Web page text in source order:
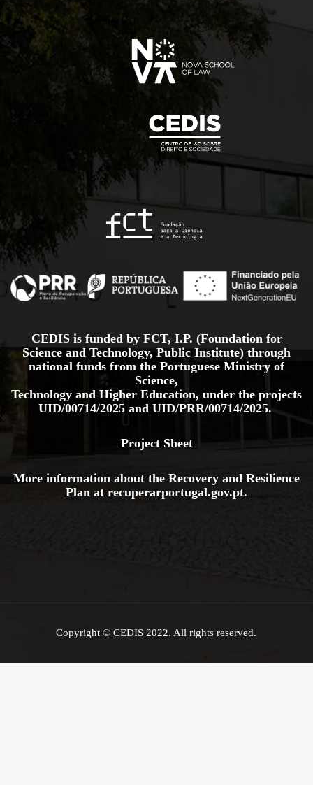
CEDIS is funded by FCT, I.P. (Foundation for
Science and Technology, Public Institute) through
national funds from the Portuguese Ministry of
Science,
Technology and Higher Education, under the projects
UID/00714/2025 and UID/PRR/00714/2025.
Project Sheet
More information about the Recovery and Resilience
Plan at recuperarportugal.gov.pt.
Copyright © CEDIS 2022. All rights reserved.